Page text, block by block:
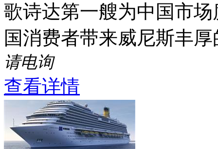
歌诗达第一艘为中国市
国消费者带来威尼斯丰
请电询
查看详情